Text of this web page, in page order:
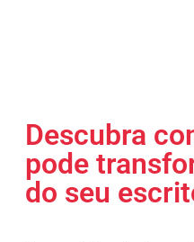
Descubra
pode
do seu